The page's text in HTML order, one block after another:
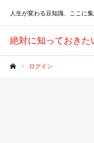
絶対に知っておき
人生が変わる豆知識、ここに
ログイン